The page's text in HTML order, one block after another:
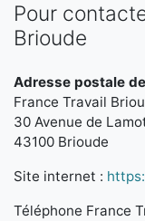
Pour
Brioude
Adresse postale
France Travail
30 Avenue de
43100 Brioude
Site internet :
Téléphone France